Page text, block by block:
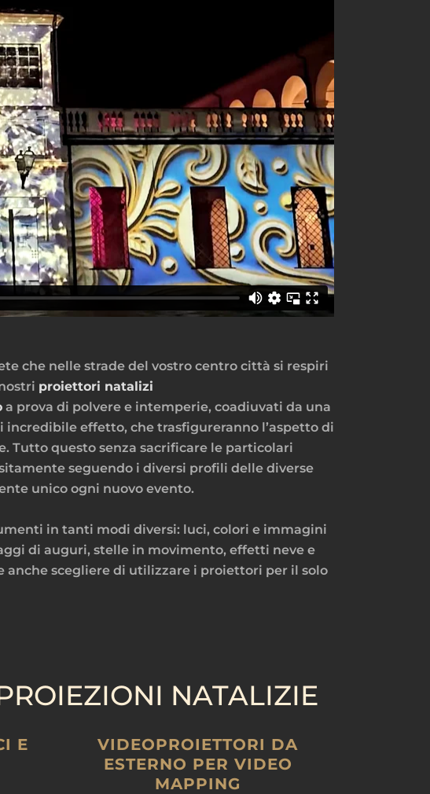
che nelle strade del vostro centro città si respiri
proiettori natalizi
a prova di polvere e intemperie, coadiuvati da una
effetto, che trasfigureranno l’aspetto di
questo senza sacrificare le particolari
seguendo i diversi profili delle diverse
unico ogni nuovo evento.
in tanti modi diversi: luci, colori e immagini
di auguri, stelle in movimento, effetti neve e
anche scegliere di utilizzare i proiettori per il solo
NATALIZIE
E
VIDEOPROIETTORI DA
ESTERNO PER VIDEO
MAPPING